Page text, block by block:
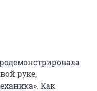
руке,
Как